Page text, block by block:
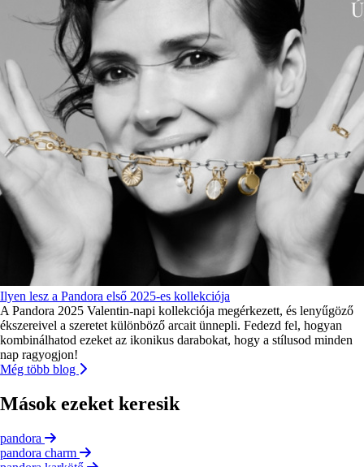
Ilyen lesz a Pandora első 2025-es kollekciója
A Pandora 2025 Valentin-napi kollekciója megérkezett, és lenyűgöző
ékszereivel a szeretet különböző arcait ünnepli. Fedezd fel, hogyan
kombinálhatod ezeket az ikonikus darabokat, hogy a stílusod minden
nap ragyogjon!
Még több blog
Mások ezeket keresik
pandora
pandora charm